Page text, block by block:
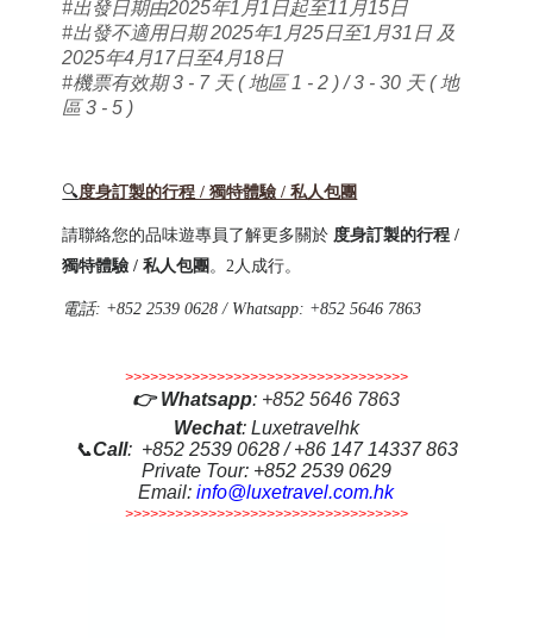
#出發日期由2025年1月1日起至11月15日
#出發不適用日期 2025年1月25日至1月31日 及
2025年4月17日至4月18日
#機票有效期 3 - 7 天 ( 地區 1 - 2 ) / 3 - 30 天 ( 地
區 3 - 5 )
🔍度身訂製的行程 / 獨特體驗 / 私人包團
請聯絡您的品味遊專員了解更多關於 度身訂製的行程 /
獨特體驗 / 私人包團 。2人成行。
電話: +852 2539 0628 / Whatsapp: +852 5646 7863
>>>>>>>>>>>>>>>>>>>>>>>>>>>>>>>>>>
👉Whatsapp: +852 5646 7863
Wechat: Luxetravelhk
📞Call: +852 2539 0628 / +86 147 14337 863
Private Tour: +852 2539 0629
Email:info@luxetravel.com.hk
>>>>>>>>>>>>>>>>>>>>>>>>>>>>>>>>>>